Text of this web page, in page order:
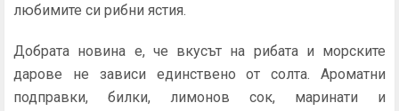
любимите си рибни ястия.
Добрата новина е, че вкусът на рибата и морските
дарове не зависи единствено от солта. Ароматни
подправки, билки, лимонов сок, маринати и